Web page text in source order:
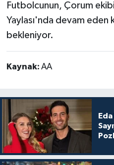
Futbolcunun, Çorum
Yaylası'nda devam eden
bekleniyor.
Kaynak: AA